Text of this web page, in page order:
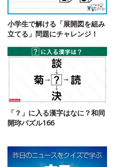
小学生で解ける「展開図を組み
立てる」問題にチャレンジ！
「？」に入る漢字はなに？和同
開珎パズル166